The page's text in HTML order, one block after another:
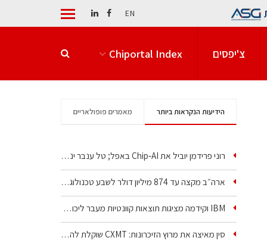
EN
צ'יפסים Chiportal Index
הידיעות הנקראות ביותר מאמרים פופולאריים
רוני פרידמן יוביל את Chip‑AI באפל; טל ענבר ינהל את…
ארה״ב מקצה עד 874 מיליון דולר לשבע טכנולוגיות שבבים…
IBM וקידמה מציגות תוצאות קוונטיות מעבר ליכולת…
סין מאיצה את מרוץ הזיכרונות: CXMT שוקלת להקים מפעל…